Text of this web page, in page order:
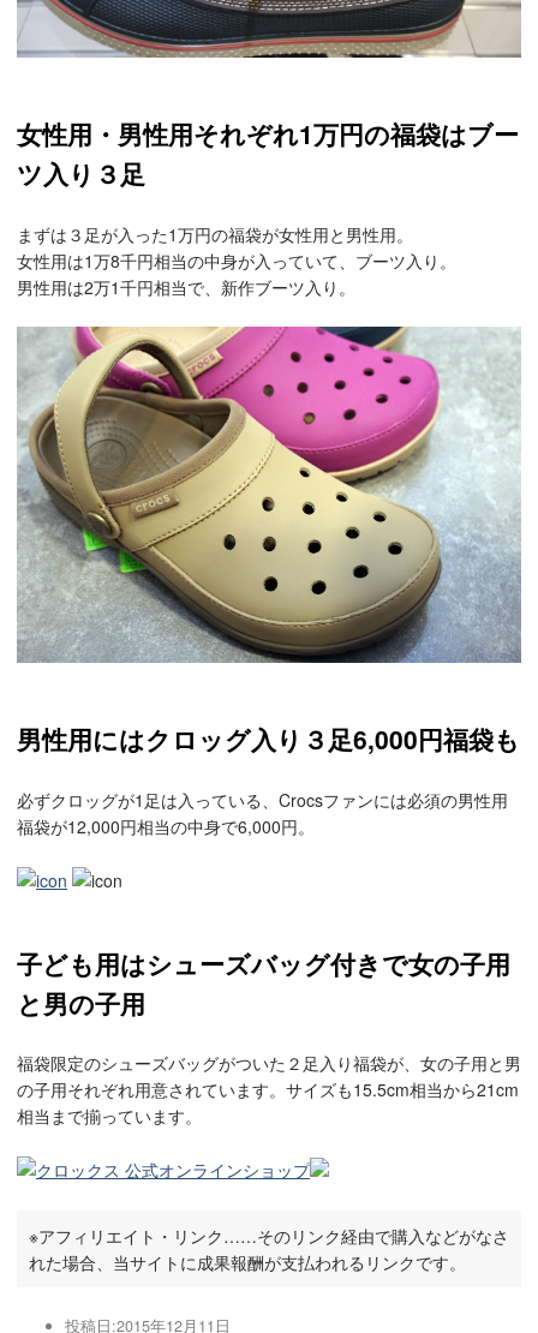
女性用・男性用それぞれ1万円の福袋はブー
ツ入り３足
まずは３足が入った1万円の福袋が女性用と男性用。
女性用は1万8千円相当の中身が入っていて、ブーツ入り。
男性用は2万1千円相当で、新作ブーツ入り。
男性用にはクロッグ入り３足6,000円福袋も
必ずクロッグが1足は入っている、Crocsファンには必須の男性用
福袋が12,000円相当の中身で6,000円。
子ども用はシューズバッグ付きで女の子用
と男の子用
福袋限定のシューズバッグがついた２足入り福袋が、女の子用と男
の子用それぞれ用意されています。サイズも15.5cm相当から21cm
相当まで揃っています。
※アフィリエイト・リンク……そのリンク経由で購入などがなさ
れた場合、当サイトに成果報酬が支払われるリンクです。
投稿日:2015年12月11日